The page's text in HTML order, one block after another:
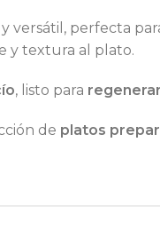
versátil, perfecta
y textura al plato.
, listo para
de platos